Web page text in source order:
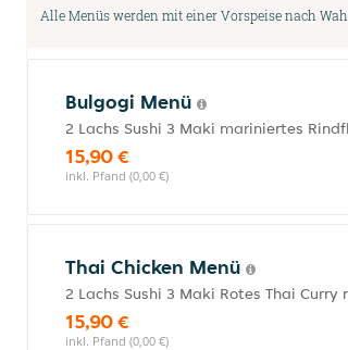
Alle Menüs werden mit einer Vorspeise nach
Bulgogi Menü
2 Lachs Sushi 3 Maki mariniertes
15,90 €
inkl. Pfand (0,00 €)
Thai Chicken Menü
2 Lachs Sushi 3 Maki Rotes Thai
15,90 €
inkl. Pfand (0,00 €)